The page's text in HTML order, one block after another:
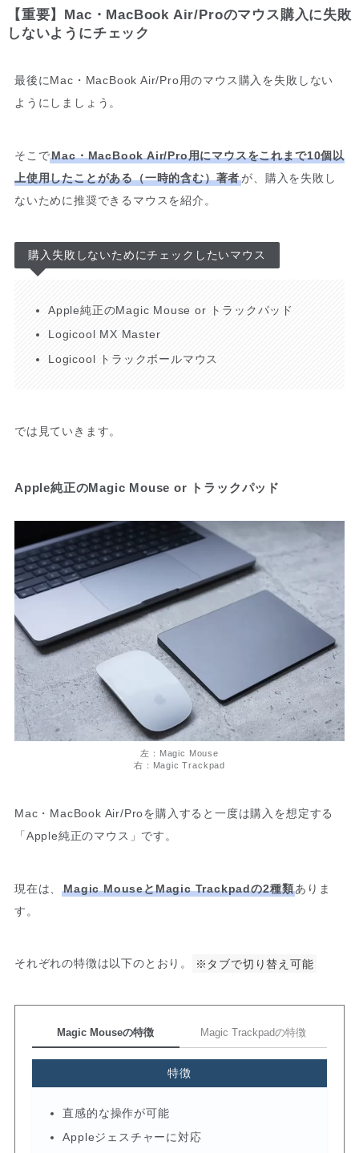
【重要】Mac・MacBook Air/Proのマウス購入に失敗
しないようにチェック
最後にMac・MacBook Air/Pro用のマウス購入を失敗しない
ようにしましょう。
そこでMac・MacBook Air/Pro用にマウスをこれまで10個以
上使用したことがある（一時的含む）著者が、購入を失敗し
ないために推奨できるマウスを紹介。
購入失敗しないためにチェックしたいマウス
Apple純正のMagic Mouse or トラックパッド
Logicool MX Master
Logicool トラックボールマウス
では見ていきます。
Apple純正のMagic Mouse or トラックパッド
左：Magic Mouse
右：Magic Trackpad
Mac・MacBook Air/Proを購入すると一度は購入を想定する
「Apple純正のマウス」です。
現在は、Magic MouseとMagic Trackpadの2種類ありま
す。
それぞれの特徴は以下のとおり。 ※タブで切り替え可能
Magic Mouseの特徴 Magic Trackpadの特徴
特徴
直感的な操作が可能
Appleジェスチャーに対応